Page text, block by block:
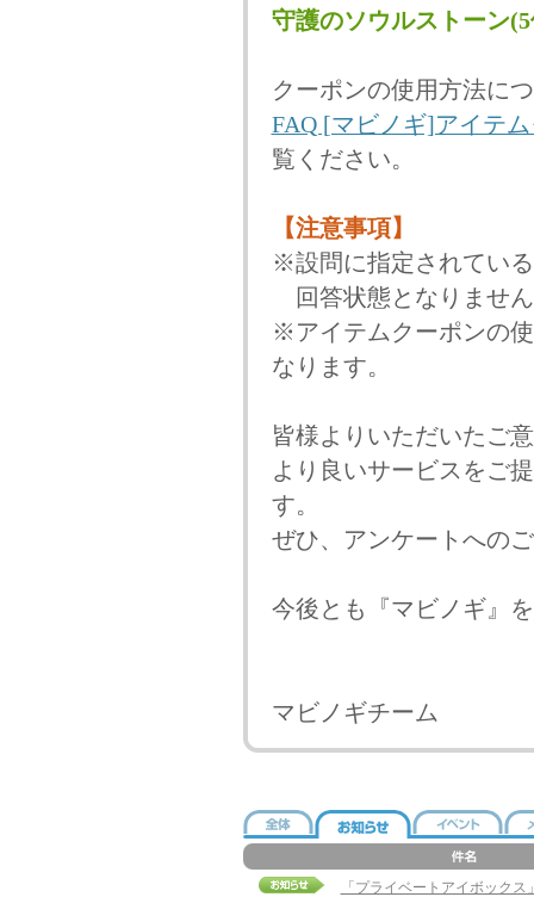
守護のソウルストーン
クーポンの使用方法に
FAQ [マビノギ]アイテ
覧ください。
【注意事項】
※設問に指定されてい
回答状態となりませ
※アイテムクーポンの
なります。
皆様よりいただいたご
より良いサービスをご
す。
ぜひ、アンケートへの
今後とも『マビノギ』
マビノギチーム
「プライベートアイボック